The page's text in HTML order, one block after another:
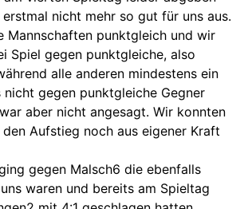
erstmal nicht mehr so gut für uns aus.
Mannschaften punktgleich und wir
Spiel gegen punktgleiche, also
alle anderen mindestens ein
nicht gegen punktgleiche Gegner
aber nicht angesagt. Wir konnten
Aufstieg noch aus eigener Kraft
gegen Malsch6 die ebenfalls
waren und bereits am Spieltag